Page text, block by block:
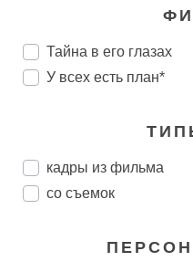
Тайна в его глазах
У всех есть план*
кадры из фильма
со съемок